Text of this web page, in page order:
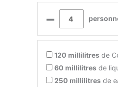
–
120 millilitres de
60 millilitres de
250 millilitres de